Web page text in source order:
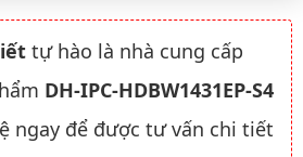
tự hào là nhà cung cấp
DH-IPC-HDBW1431EP-S4
ngay để được tư vấn chi tiết